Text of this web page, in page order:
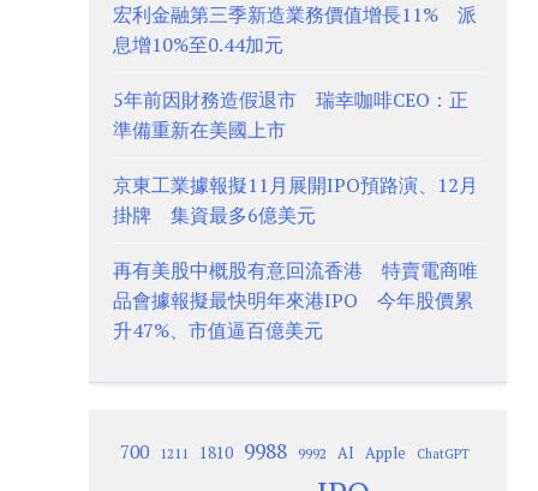
宏利金融第三季新造業務價值增長11% 派
息增10%至0.44加元
5年前因財務造假退市 瑞幸咖啡CEO：正
準備重新在美國上市
京東工業據報擬11月展開IPO預路演、12月
掛牌 集資最多6億美元
再有美股中概股有意回流香港 特賣電商唯
品會據報擬最快明年來港IPO 今年股價累
升47%、市值逼百億美元
700 1211 1810 9988 9992 AI Apple ChatGPT